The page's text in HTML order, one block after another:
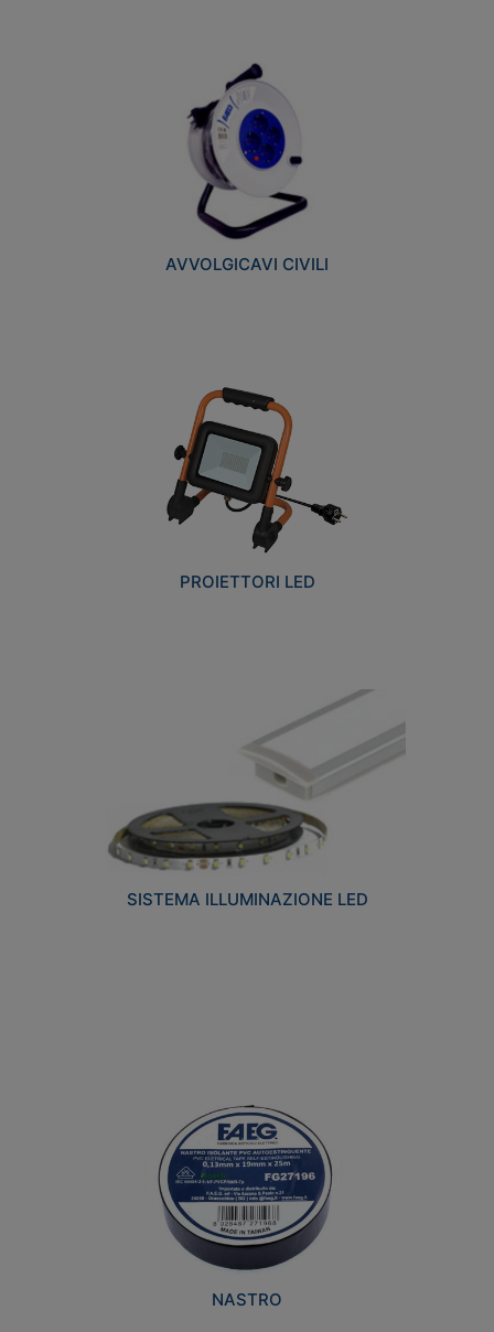
AVVOLGICAVI CIVILI
PROIETTORI LED
SISTEMA ILLUMINAZIONE LED
NASTRO